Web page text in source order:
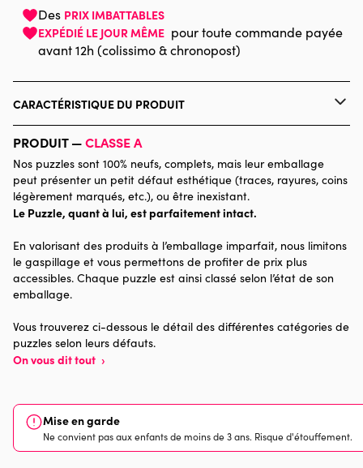
Des PRIX IMBATTABLES
EXPÉDIÉ LE JOUR MÊME pour toute commande payée
avant 12h (colissimo & chronopost)
CARACTÉRISTIQUE DU PRODUIT
Catégorie Puzzles - Art
Age
Puzzle pour Adultes (500 à
Provenance Made in France
Dimensions
PRODUIT —CLASSE A
Nos puzzles sont 100% neufs, complets, mais leur emballage
peut présenter un petit défaut esthétique (traces, rayures, coins
légèrement marqués, etc.), ou être inexistant.
Le Puzzle, quant à lui, est parfaitement intact.
En valorisant des produits à l’emballage imparfait, nous limitons
le gaspillage et vous permettons de profiter de prix plus
accessibles. Chaque puzzle est ainsi classé selon l’état de son
emballage.
Vous trouverez ci-dessous le détail des différentes catégories de
puzzles selon leurs défauts.
On vous dit tout ›
Mise en garde
Ne convient pas aux enfants de moins de 3 ans. Risque d'étouffement.